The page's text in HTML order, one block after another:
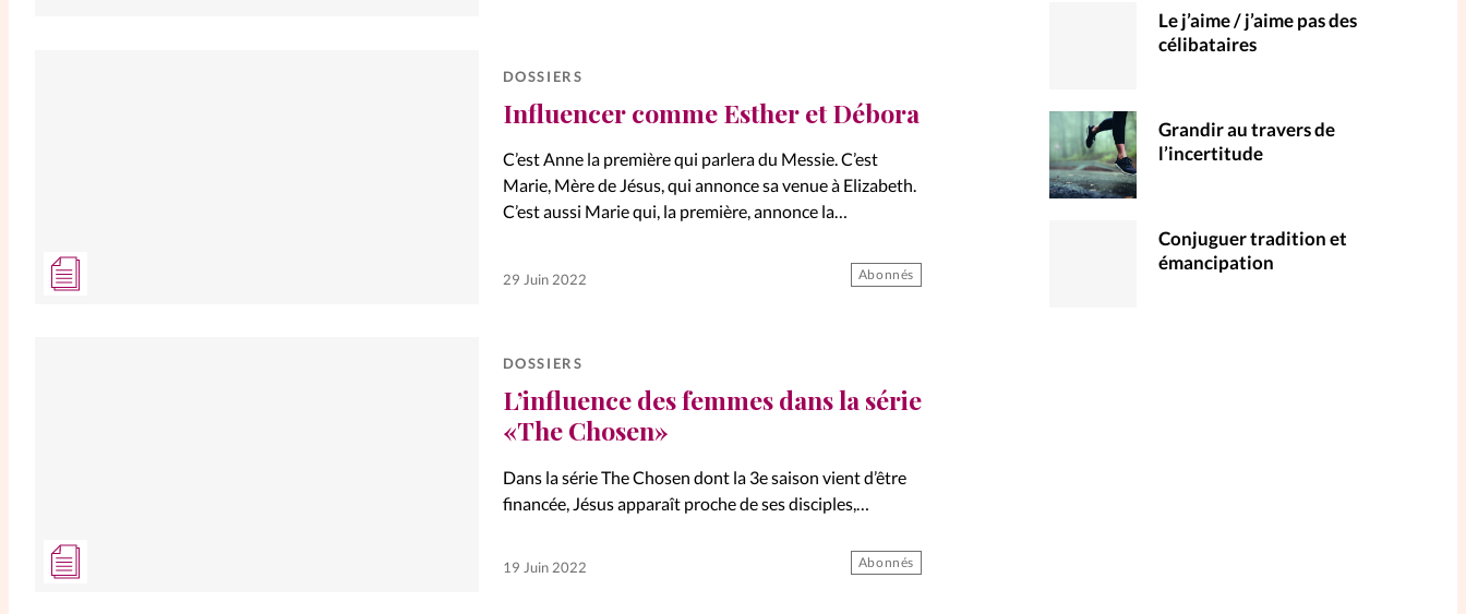
DOSSIERS
Influencer comme Esther et Débora
C’est Anne la première qui parlera du Messie. C’est
Marie, Mère de Jésus, qui annonce sa venue à Elizabeth.
C’est aussi Marie qui, la première, annonce la
29 Juin 2022 Abonnés
DOSSIERS
L’influence des femmes dans la série
«The Chosen»
Dans la série The Chosen dont la 3e saison vient d’être
financée, Jésus apparaît proche de ses disciples,
œuvre qui laisse une grande part à la fiction et…
19 Juin 2022 Abonnés
Le j’aime / j’aime pas des
célibataires
Grandir au travers de
l’incertitude
Conjuguer tradition et
émancipation